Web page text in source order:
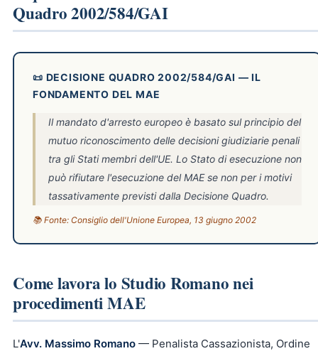
Quadro 2002/584/GAI
📜 DECISIONE QUADRO 2002/584/GAI — IL
FONDAMENTO DEL MAE
Il mandato d'arresto europeo è basato sul principio del
mutuo riconoscimento delle decisioni giudiziarie penali
tra gli Stati membri dell'UE. Lo Stato di esecuzione non
può rifiutare l'esecuzione del MAE se non per i motivi
tassativamente previsti dalla Decisione Quadro.
📚 Fonte: Consiglio dell'Unione Europea, 13 giugno 2002
Come lavora lo Studio Romano nei
procedimenti MAE
L'Avv. Massimo Romano — Penalista Cassazionista, Ordine